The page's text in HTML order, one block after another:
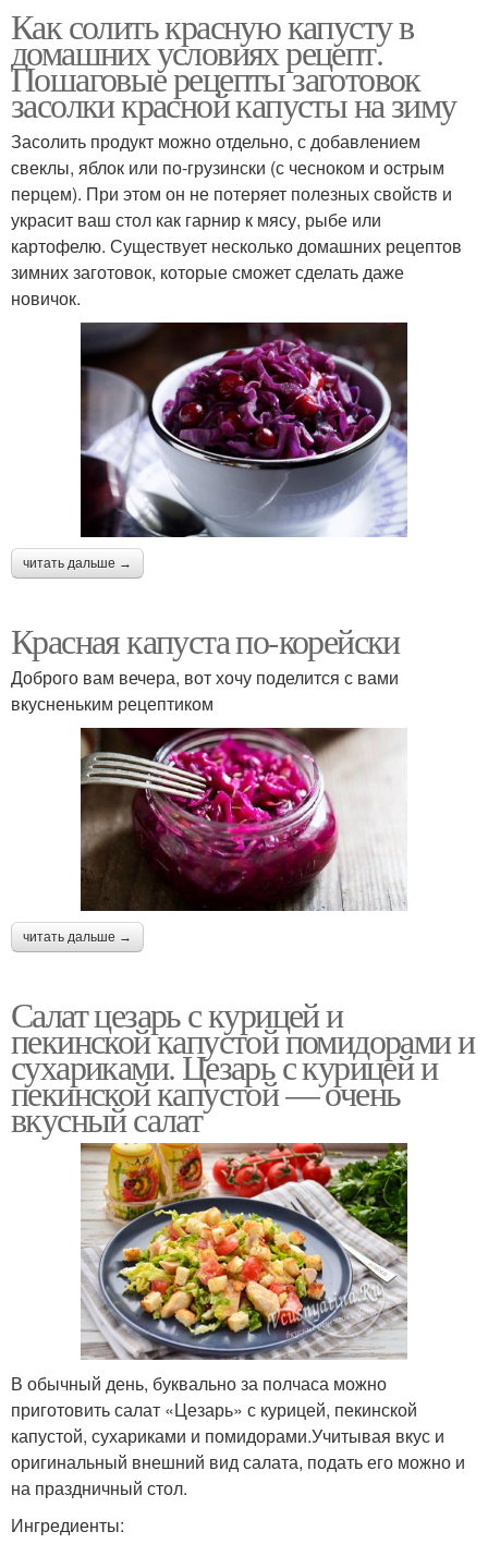
Как солить красную капусту в
домашних условиях рецепт.
Пошаговые рецепты заготовок
засолки красной капусты на зиму
Засолить продукт можно отдельно, с добавлением
свеклы, яблок или по-грузински (с чесноком и острым
перцем). При этом он не потеряет полезных свойств и
украсит ваш стол как гарнир к мясу, рыбе или
картофелю. Существует несколько домашних рецептов
зимних заготовок, которые сможет сделать даже
новичок.
читать дальше →
Красная капуста по-корейски
Доброго вам вечера, вот хочу поделится с вами
вкусненьким рецептиком
читать дальше →
Салат цезарь с курицей и
пекинской капустой помидорами и
сухариками. Цезарь с курицей и
пекинской капустой — очень
вкусный салат
В обычный день, буквально за полчаса можно
приготовить салат «Цезарь» с курицей, пекинской
капустой, сухариками и помидорами.Учитывая вкус и
оригинальный внешний вид салата, подать его можно и
на праздничный стол.
Ингредиенты: